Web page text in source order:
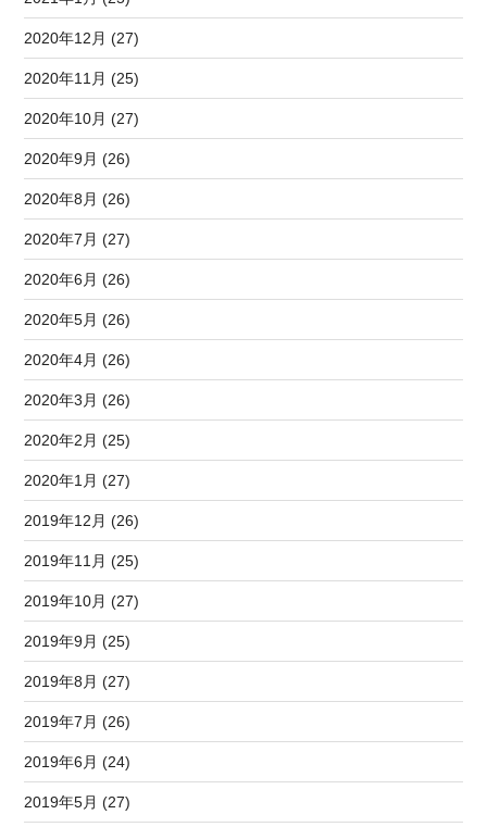
2020年12月 (27)
2020年11月 (25)
2020年10月 (27)
2020年9月 (26)
2020年8月 (26)
2020年7月 (27)
2020年6月 (26)
2020年5月 (26)
2020年4月 (26)
2020年3月 (26)
2020年2月 (25)
2020年1月 (27)
2019年12月 (26)
2019年11月 (25)
2019年10月 (27)
2019年9月 (25)
2019年8月 (27)
2019年7月 (26)
2019年6月 (24)
2019年5月 (27)